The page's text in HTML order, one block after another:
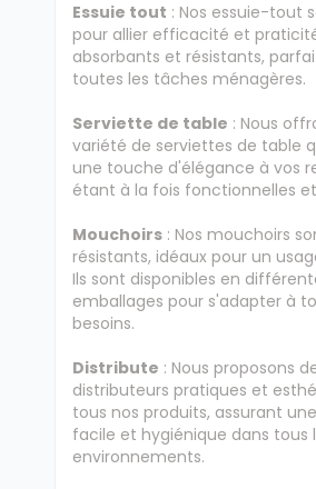
Essuie tout : Nos essuie-tout
pour allier efficacité et
absorbants et résistants,
toutes les tâches ménagères.
Serviette de table : Nous
variété de serviettes de table
une touche d'élégance à vos
étant à la fois fonctionnelles
Mouchoirs : Nos mouchoirs
résistants, idéaux pour un
Ils sont disponibles en
emballages pour s'adapter à
besoins.
Distribute : Nous proposons
distributeurs pratiques et
tous nos produits, assurant
facile et hygiénique dans tous
environnements.